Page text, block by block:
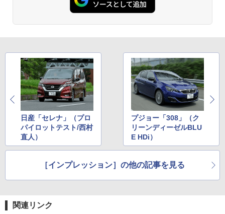
日産「セレナ」（プロ
パイロットテスト/西村
直人）
プジョー「308」（ク
リーンディーゼルBLU
E HDi）
［インプレッション］の他の記事を見る
関連リンク